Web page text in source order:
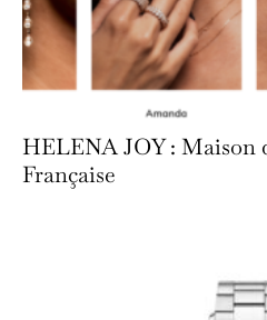
HELENA JOY : Maison
Française